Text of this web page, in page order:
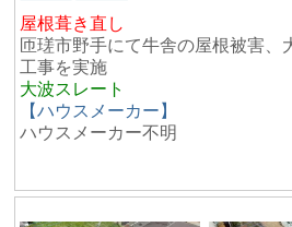
屋根葺き直し
匝瑳市野手にて牛舎の屋根被害、
工事を実施
大波スレート
【ハウスメーカー】
ハウスメーカー不明